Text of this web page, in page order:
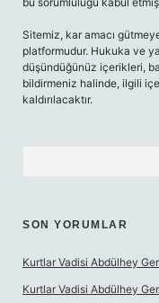
Sitemiz, kar amacı
platformudur. Hukuka ve
düşündüğünüz içerikleri,
bildirmeniz halinde, ilgili
kaldırılacaktır.
SON YORUMLAR
Kurtlar Vadisi Abdülhey
Kurtlar Vadisi Abdülhey